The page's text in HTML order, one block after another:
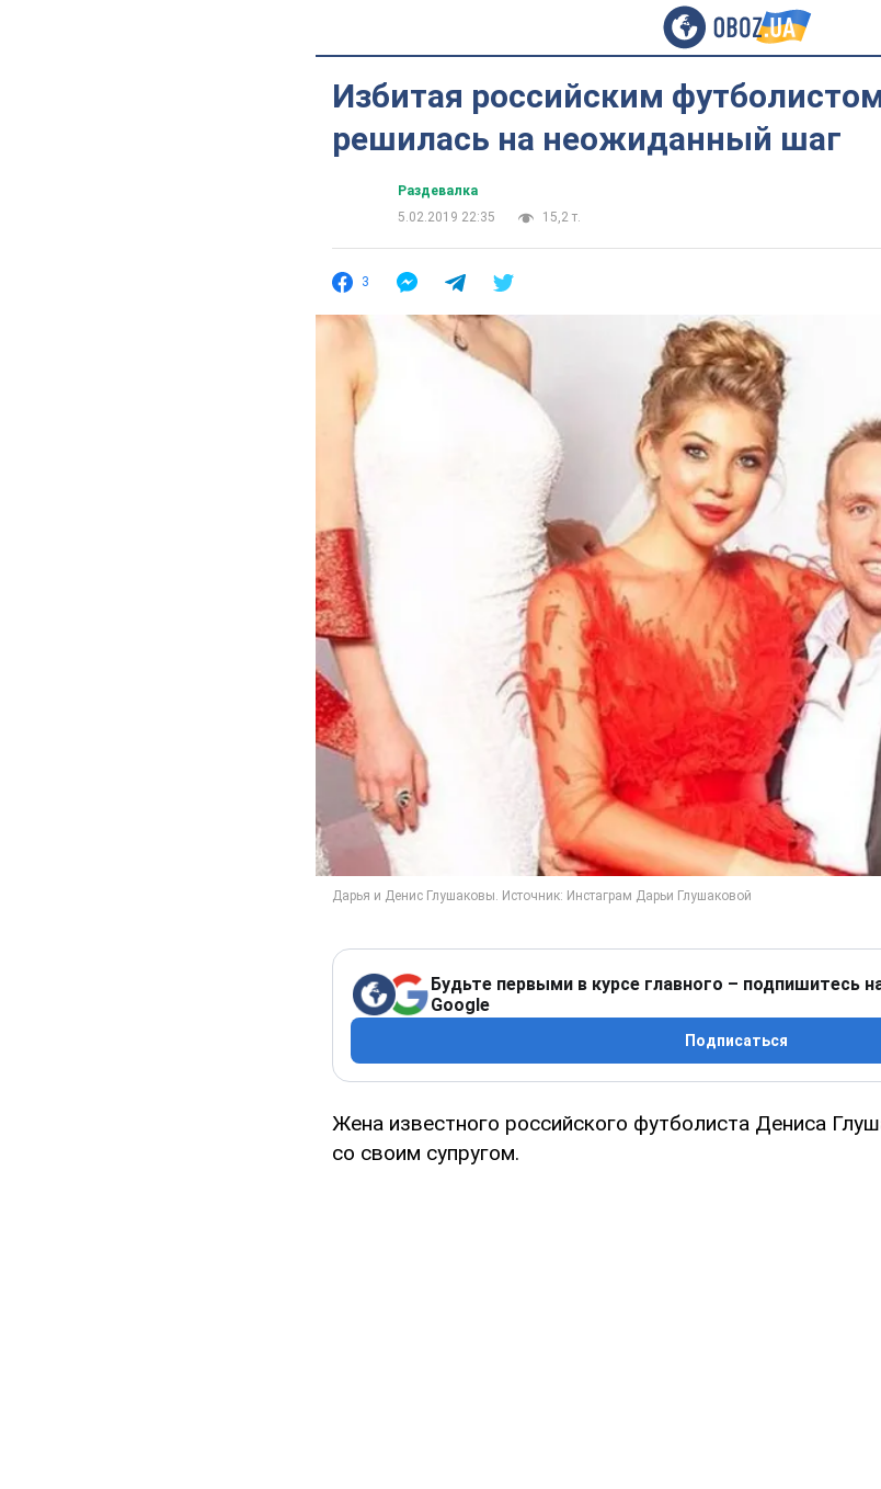
Избитая российским
решилась на неожиданный шаг
Раздевалка
5.02.2019 22:35
15,2 т.
3
Будьте первыми в курсе главного – подпишитесь
Google
Подписаться
Жена известного российского футболиста Дениса
со своим супругом.